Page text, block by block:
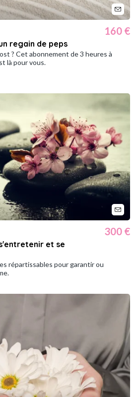
regain de peps
160 €
? Cet abonnement de 3 heures à
là pour vous.
et se
300 €
répartissables pour garantir ou